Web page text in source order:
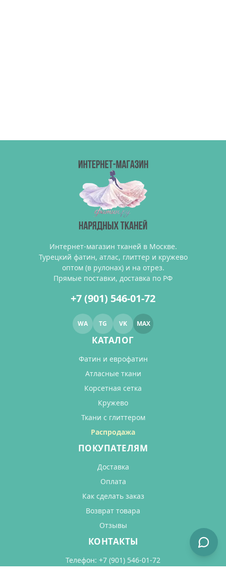
Интернет-магазин тканей в Москве.
Турецкий фатин, атлас, глиттер и кружево
оптом (в рулонах) и на отрез.
Прямые поставки, доставка по РФ
+7 (901) 546-01-72
WA TG VK MAX
КАТАЛОГ
Фатин и еврофатин
Атласные ткани
Корсетная сетка
Кружево
Ткани с глиттером
Распродажа
ПОКУПАТЕЛЯМ
Доставка
Оплата
Как сделать заказ
Возврат товара
Отзывы
КОНТАКТЫ
Телефон: +7 (901) 546-01-72